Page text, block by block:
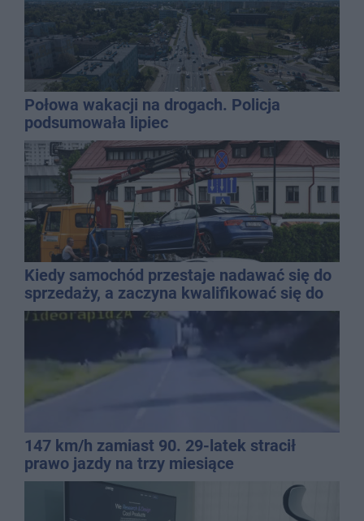
Połowa wakacji na drogach. Policja
podsumowała lipiec
Kiedy samochód przestaje nadawać się do
sprzedaży, a zaczyna kwalifikować się do
kasacji?
147 km/h zamiast 90. 29-latek stracił
prawo jazdy na trzy miesiące